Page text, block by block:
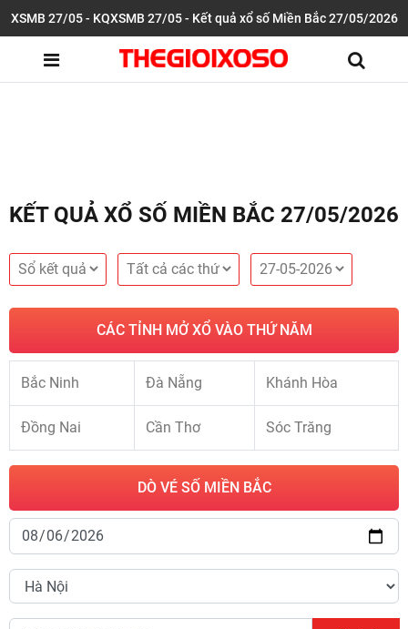
XSMB 27/05 - KQXSMB 27/05 - Kết quả xổ số Miền Bắc 27/05/2026
KẾT QUẢ XỔ SỐ MIỀN BẮC 27/05/2026
CÁC TỈNH MỞ XỔ VÀO THỨ NĂM
Bắc Ninh Đà Nẵng Khánh Hòa
Đồng Nai Cần Thơ Sóc Trăng
DÒ VÉ SỐ MIỀN BẮC